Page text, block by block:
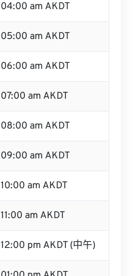
04:00 am AKDT
05:00 am AKDT
06:00 am AKDT
07:00 am AKDT
08:00 am AKDT
09:00 am AKDT
10:00 am AKDT
11:00 am AKDT
12:00 pm AKDT (中午)